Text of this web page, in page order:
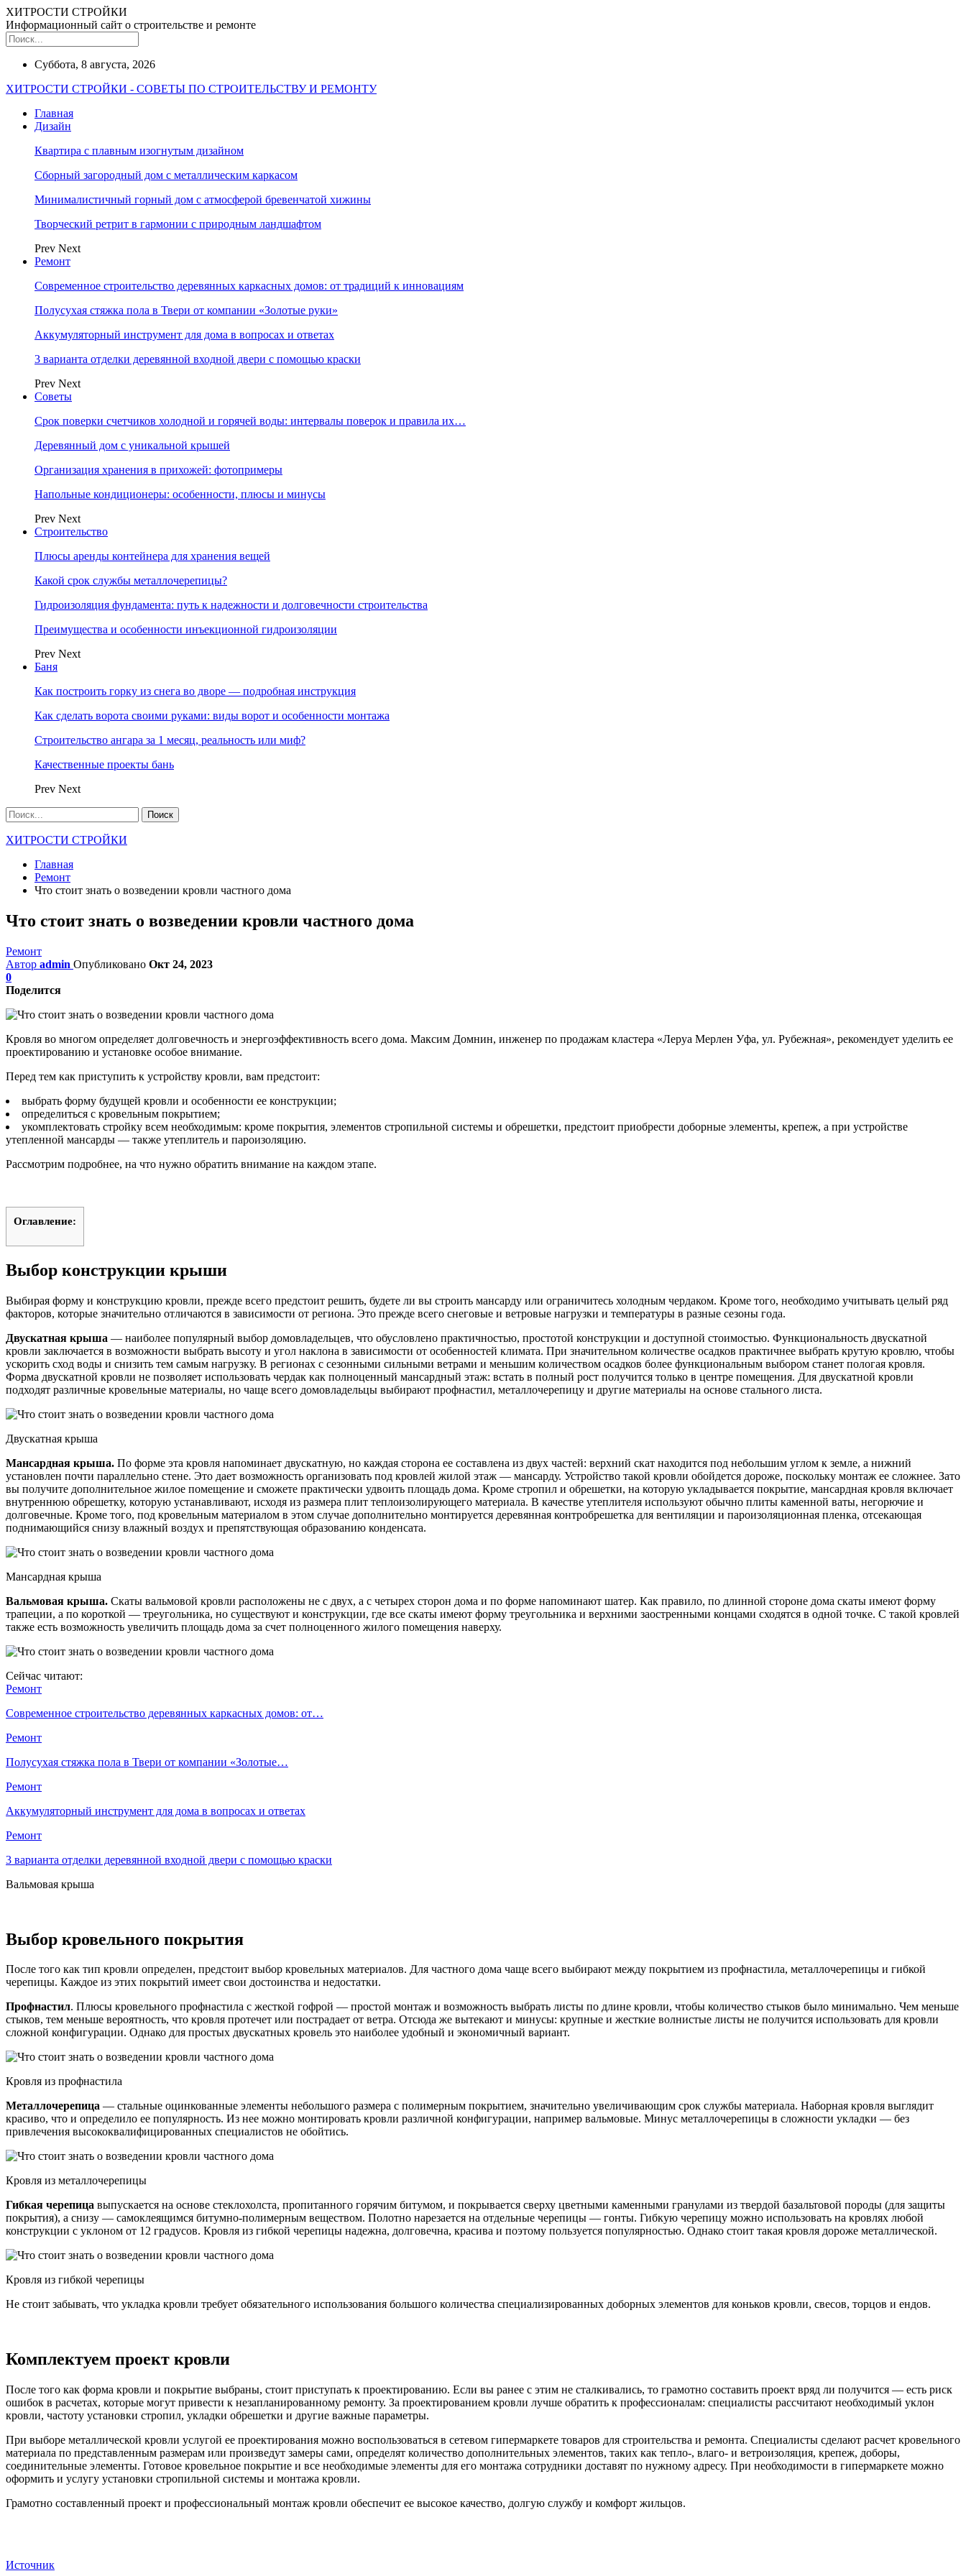
ХИТРОСТИ СТРОЙКИ
Информационный сайт о строительстве и ремонте
Суббота, 8 августа, 2026
ХИТРОСТИ СТРОЙКИ - СОВЕТЫ ПО СТРОИТЕЛЬСТВУ И РЕМОНТУ
Главная
Дизайн
Квартира с плавным изогнутым дизайном
Сборный загородный дом с металлическим каркасом
Минималистичный горный дом с атмосферой бревенчатой хижины
Творческий ретрит в гармонии с природным ландшафтом
Prev Next
Ремонт
Современное строительство деревянных каркасных домов: от традиций к инновациям
Полусухая стяжка пола в Твери от компании «Золотые руки»
Аккумуляторный инструмент для дома в вопросах и ответах
3 варианта отделки деревянной входной двери с помощью краски
Prev Next
Советы
Срок поверки счетчиков холодной и горячей воды: интервалы поверок и правила их…
Деревянный дом с уникальной крышей
Организация хранения в прихожей: фотопримеры
Напольные кондиционеры: особенности, плюсы и минусы
Prev Next
Строительство
Плюсы аренды контейнера для хранения вещей
Какой срок службы металлочерепицы?
Гидроизоляция фундамента: путь к надежности и долговечности строительства
Преимущества и особенности инъекционной гидроизоляции
Prev Next
Баня
Как построить горку из снега во дворе — подробная инструкция
Как сделать ворота своими руками: виды ворот и особенности монтажа
Строительство ангара за 1 месяц, реальность или миф?
Качественные проекты бань
Prev Next
ХИТРОСТИ СТРОЙКИ
Главная
Ремонт
Что стоит знать о возведении кровли частного дома
Что стоит знать о возведении кровли частного дома
Ремонт
Автор admin Опубликовано Окт 24, 2023
0
Поделится
Кровля во многом определяет долговечность и энергоэффективность всего дома. Максим Домнин, инженер по продажам кластера «Леруа Мерлен Уфа, ул. Рубежная», рекомендует уделить ее
проектированию и установке особое внимание.
Перед тем как приступить к устройству кровли, вам предстоит:
выбрать форму будущей кровли и особенности ее конструкции;
определиться с кровельным покрытием;
укомплектовать стройку всем необходимым: кроме покрытия, элементов стропильной системы и обрешетки, предстоит приобрести доборные элементы, крепеж, а при устройстве
утепленной мансарды — также утеплитель и пароизоляцию.
Рассмотрим подробнее, на что нужно обратить внимание на каждом этапе.
Оглавление:
Выбор конструкции крыши
Выбирая форму и конструкцию кровли, прежде всего предстоит решить, будете ли вы строить мансарду или ограничитесь холодным чердаком. Кроме того, необходимо учитывать целый ряд
факторов, которые значительно отличаются в зависимости от региона. Это прежде всего снеговые и ветровые нагрузки и температуры в разные сезоны года.
Двускатная крыша — наиболее популярный выбор домовладельцев, что обусловлено практичностью, простотой конструкции и доступной стоимостью. Функциональность двускатной
кровли заключается в возможности выбрать высоту и угол наклона в зависимости от особенностей климата. При значительном количестве осадков практичнее выбрать крутую кровлю, чтобы
ускорить сход воды и снизить тем самым нагрузку. В регионах с сезонными сильными ветрами и меньшим количеством осадков более функциональным выбором станет пологая кровля.
Форма двускатной кровли не позволяет использовать чердак как полноценный мансардный этаж: встать в полный рост получится только в центре помещения. Для двускатной кровли
подходят различные кровельные материалы, но чаще всего домовладельцы выбирают профнастил, металлочерепицу и другие материалы на основе стального листа.
Двускатная крыша
Мансардная крыша. По форме эта кровля напоминает двускатную, но каждая сторона ее составлена из двух частей: верхний скат находится под небольшим углом к земле, а нижний
установлен почти параллельно стене. Это дает возможность организовать под кровлей жилой этаж — мансарду. Устройство такой кровли обойдется дороже, поскольку монтаж ее сложнее. Зато
вы получите дополнительное жилое помещение и сможете практически удвоить площадь дома. Кроме стропил и обрешетки, на которую укладывается покрытие, мансардная кровля включает
внутреннюю обрешетку, которую устанавливают, исходя из размера плит теплоизолирующего материала. В качестве утеплителя используют обычно плиты каменной ваты, негорючие и
долговечные. Кроме того, под кровельным материалом в этом случае дополнительно монтируется деревянная контробрешетка для вентиляции и пароизоляционная пленка, отсекающая
поднимающийся снизу влажный воздух и препятствующая образованию конденсата.
Мансардная крыша
Вальмовая крыша. Скаты вальмовой кровли расположены не с двух, а с четырех сторон дома и по форме напоминают шатер. Как правило, по длинной стороне дома скаты имеют форму
трапеции, а по короткой — треугольника, но существуют и конструкции, где все скаты имеют форму треугольника и верхними заостренными концами сходятся в одной точке. С такой кровлей
также есть возможность увеличить площадь дома за счет полноценного жилого помещения наверху.
Сейчас читают:
Ремонт
Современное строительство деревянных каркасных домов: от…
Ремонт
Полусухая стяжка пола в Твери от компании «Золотые…
Ремонт
Аккумуляторный инструмент для дома в вопросах и ответах
Ремонт
3 варианта отделки деревянной входной двери с помощью краски
Вальмовая крыша
Выбор кровельного покрытия
После того как тип кровли определен, предстоит выбор кровельных материалов. Для частного дома чаще всего выбирают между покрытием из профнастила, металлочерепицы и гибкой
черепицы. Каждое из этих покрытий имеет свои достоинства и недостатки.
Профнастил. Плюсы кровельного профнастила с жесткой гофрой — простой монтаж и возможность выбрать листы по длине кровли, чтобы количество стыков было минимально. Чем меньше
стыков, тем меньше вероятность, что кровля протечет или пострадает от ветра. Отсюда же вытекают и минусы: крупные и жесткие волнистые листы не получится использовать для кровли
сложной конфигурации. Однако для простых двускатных кровель это наиболее удобный и экономичный вариант.
Кровля из профнастила
Металлочерепица — стальные оцинкованные элементы небольшого размера с полимерным покрытием, значительно увеличивающим срок службы материала. Наборная кровля выглядит
красиво, что и определило ее популярность. Из нее можно монтировать кровли различной конфигурации, например вальмовые. Минус металлочерепицы в сложности укладки — без
привлечения высококвалифицированных специалистов не обойтись.
Кровля из металлочерепицы
Гибкая черепица выпускается на основе стеклохолста, пропитанного горячим битумом, и покрывается сверху цветными каменными гранулами из твердой базальтовой породы (для защиты
покрытия), а снизу — самоклеящимся битумно-полимерным веществом. Полотно нарезается на отдельные черепицы — гонты. Гибкую черепицу можно использовать на кровлях любой
конструкции с уклоном от 12 градусов. Кровля из гибкой черепицы надежна, долговечна, красива и поэтому пользуется популярностью. Однако стоит такая кровля дороже металлической.
Кровля из гибкой черепицы
Не стоит забывать, что укладка кровли требует обязательного использования большого количества специализированных доборных элементов для коньков кровли, свесов, торцов и ендов.
Комплектуем проект кровли
После того как форма кровли и покрытие выбраны, стоит приступать к проектированию. Если вы ранее с этим не сталкивались, то грамотно составить проект вряд ли получится — есть риск
ошибок в расчетах, которые могут привести к незапланированному ремонту. За проектированием кровли лучше обратить к профессионалам: специалисты рассчитают необходимый уклон
кровли, частоту установки стропил, укладки обрешетки и другие важные параметры.
При выборе металлической кровли услугой ее проектирования можно воспользоваться в сетевом гипермаркете товаров для строительства и ремонта. Специалисты сделают расчет кровельного
материала по представленным размерам или произведут замеры сами, определят количество дополнительных элементов, таких как тепло-, влаго- и ветроизоляция, крепеж, доборы,
соединительные элементы. Готовое кровельное покрытие и все необходимые элементы для его монтажа сотрудники доставят по нужному адресу. При необходимости в гипермаркете можно
оформить и услугу установки стропильной системы и монтажа кровли.
Грамотно составленный проект и профессиональный монтаж кровли обеспечит ее высокое качество, долгую службу и комфорт жильцов.
Источник